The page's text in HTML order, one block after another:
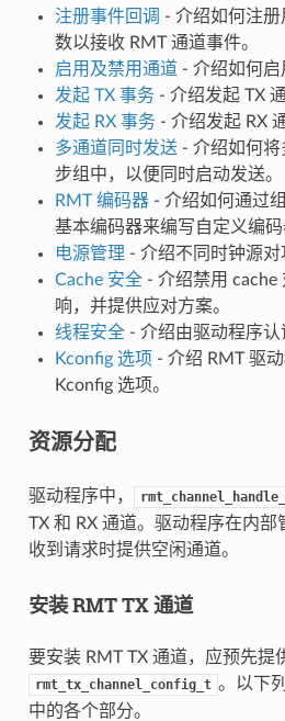
注册事件回调 - 介绍如何注
数以接收 RMT 通道事件。
启用及禁用通道 - 介绍如何启
发起 TX 事务- 介绍发起 TX
发起 RX 事务- 介绍发起 RX
多通道同时发送- 介绍如何将
步组中，以便同时启动发送。
RMT 编码器- 介绍如何通过
基本编码器来编写自定义编码
电源管理 - 介绍不同时钟源对
Cache 安全- 介绍禁用 cache
响，并提供应对方案。
线程安全- 介绍由驱动程序认
Kconfig 选项 - 介绍 RMT 驱
Kconfig 选项。
资源分配
驱动程序中，
TX 和 RX 通道。驱动程序在内
收到请求时提供空闲通道。
安装 RMT TX 通道
要安装 RMT TX 通道，应预先提
rmt_tx_channel_config_t 。以下
中的各个部分。